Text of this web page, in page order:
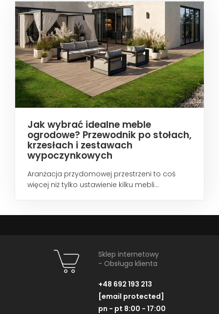
Jak wybrać idealne meble
ogrodowe? Przewodnik po stołach,
krzesłach i zestawach
wypoczynkowych
Aranżacja przydomowej przestrzeni to coś
więcej niż tylko ustawienie kilku mebli...
Sklep internetowy
- Obsługa klienta
+48 692 193 213
[email protected]
pn - pt 8:00 - 17:00